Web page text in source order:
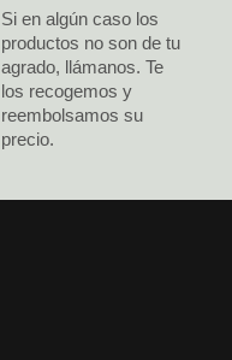
Si en algún caso los
productos no son de tu
agrado, llámanos. Te
los recogemos y
reembolsamos su
precio.